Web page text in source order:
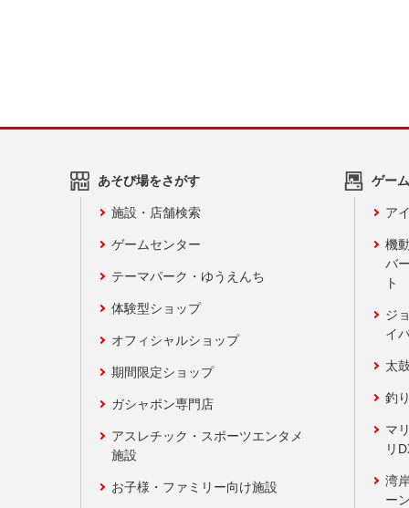
あそび場をさがす
施設・店舗検索
ゲームセンター
テーマパーク・ゆうえんち
体験型ショップ
オフィシャルショップ
期間限定ショップ
ガシャポン専門店
アスレチック・スポーツエンタメ
施設
お子様・ファミリー向け施設
ゲー
ア
機
バ
ト
ジ
イ
太
釣
マ
リ
湾
ー